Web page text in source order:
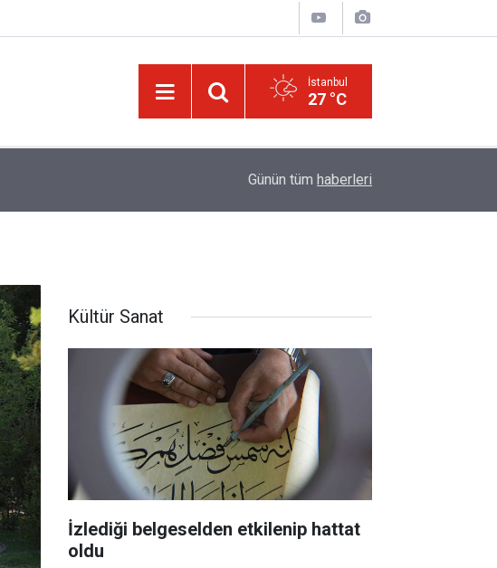
İstanbul
27 °C
Okullarında yapay zeka ile kopyaya karşı
Günün tüm haberleri
Kültür Sanat
İzlediği belgeselden etkilenip hattat
oldu